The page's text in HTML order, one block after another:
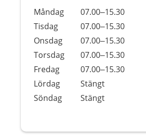
Dag
Öppettider
Kommentarer
Måndag 07.00–15.30
Tisdag
07.00–15.30
Onsdag
07.00–15.30
Torsdag
07.00–15.30
Fredag
07.00–15.30
Lördag
Stängt
Söndag
Stängt